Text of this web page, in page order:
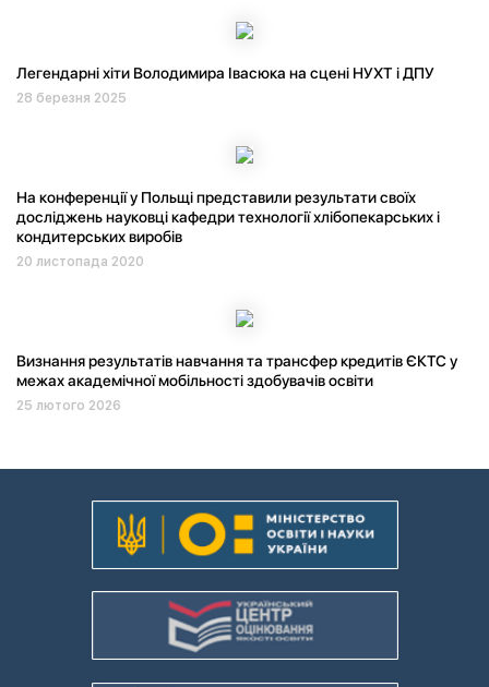
Легендарні хіти Володимира Івасюка на сцені НУХТ і ДПУ
28 березня 2025
На конференції у Польщі представили результати своїх
досліджень науковці кафедри технології хлібопекарських і
кондитерських виробів
20 листопада 2020
Визнання результатів навчання та трансфер кредитів ЄКТС у
межах академічної мобільності здобувачів освіти
25 лютого 2026